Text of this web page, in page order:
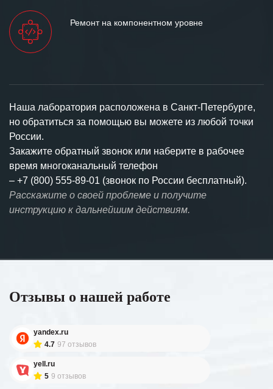
Ремонт на компонентном уровне
Наша лаборатория расположена в Санкт-Петербурге,
но обратиться за помощью вы можете из любой точки
России.
Закажите обратный звонок или наберите в рабочее
время многоканальный телефон
– +7 (800) 555-89-01 (звонок по России бесплатный).
Расскажите о своей проблеме и получите
инструкцию к дальнейшим действиям.
Отзывы о нашей работе
yandex.ru
4.7 97 отзывов
yell.ru
5 9 отзывов